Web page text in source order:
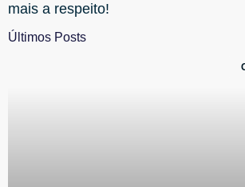
mais a respeito!
Últimos Posts